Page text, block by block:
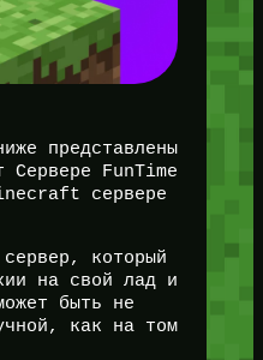
представлены
Сервере FunTime
сервере
который
на свой лад и
быть не
как на том